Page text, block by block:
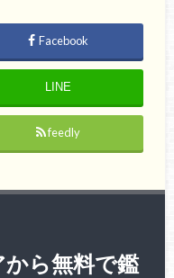
Facebook
LINE
feedly
ら無料で鑑